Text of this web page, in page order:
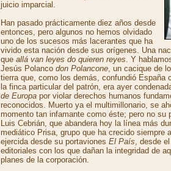
juicio imparcial.
Han pasado prácticamente diez años desde
entonces, pero algunos no hemos olvidado
uno de los sucesos más lacerantes que ha
vivido esta nación desde sus orígenes. Una
que allá van leyes do quieren reyes. Y
Jesús Polanco don Polancone, un cacique de
tierra que, como los demás, confundió España
la finca particular del patrón, era ayer
de Europa por violar derechos humanos
reconocidos. Muerto ya el multimillonario, se
momento tan infamante como éste; pero no su
Luis Cebrián, que abandera hoy la línea más
mediático Prisa, grupo que ha crecido siempre
ejercida desde su portaviones El País, desde
editoriales con los que dañan la integridad de
planes de la corporación.